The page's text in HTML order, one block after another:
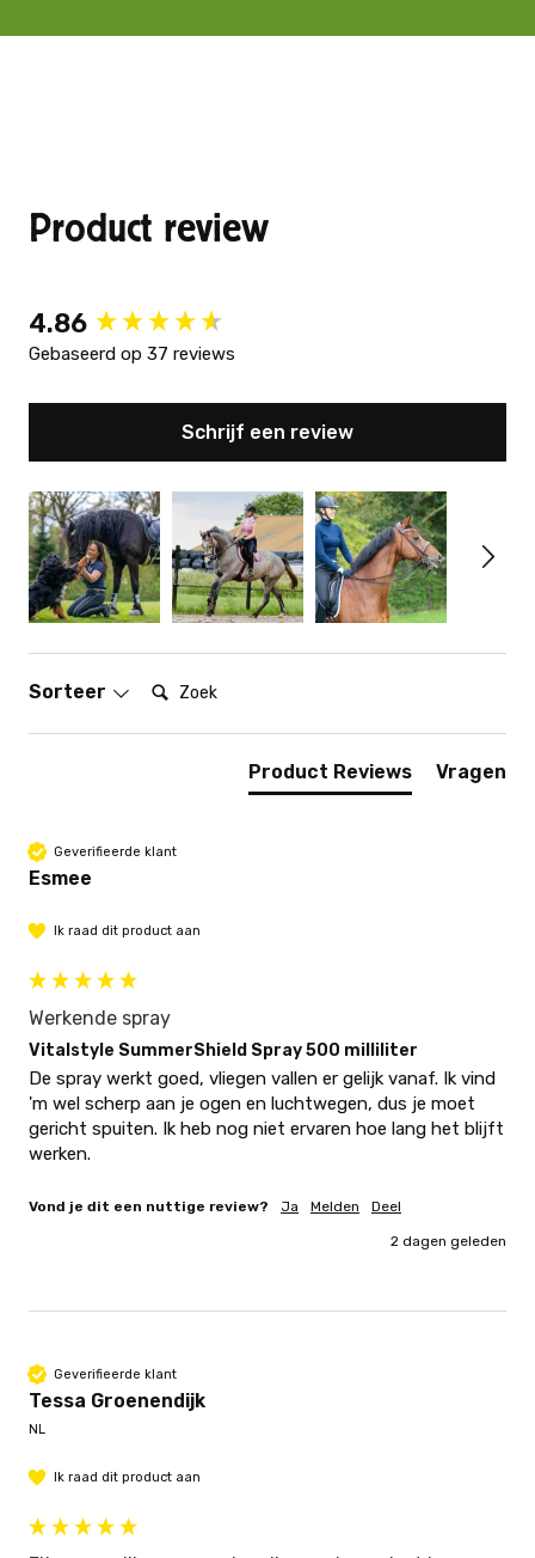
Product review
4.86
Gebaseerd op 37 reviews
Schrijf een review
Sorteer Zoek:
Product Reviews Vragen
Geverifieerde klant
Esmee
Ik raad dit product aan
Werkende spray
Vitalstyle SummerShield Spray 500 milliliter
De spray werkt goed, vliegen vallen er gelijk vanaf. Ik vind
'm wel scherp aan je ogen en luchtwegen, dus je moet
gericht spuiten. Ik heb nog niet ervaren hoe lang het blijft
werken.
Vond je dit een nuttige review? Ja Melden Deel
2 dagen geleden
Geverifieerde klant
Tessa Groenendijk
NL
Ik raad dit product aan
New content loaded